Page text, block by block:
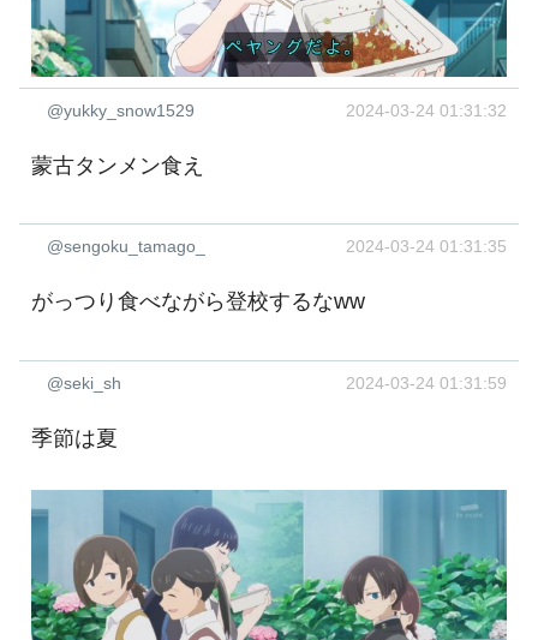
@yukky_snow1529 2024-03-24 01:31:32
蒙古タンメン食え
@sengoku_tamago_ 2024-03-24 01:31:35
がっつり食べながら登校するなww
@seki_sh 2024-03-24 01:31:59
季節は夏